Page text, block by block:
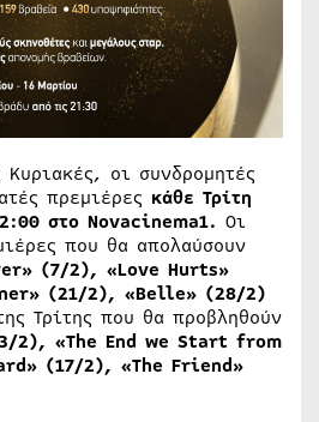
οι συνδρομητές
πρεμιέρες κάθε Τρίτη
στο Novacinema1. Οι
που θα απολαύσουν
(7/2), «Love Hurts»
(21/2), «Belle» (28/2)
Τρίτης που θα προβληθούν
2), «The End we Start from​
(17/2), «The Friend​»